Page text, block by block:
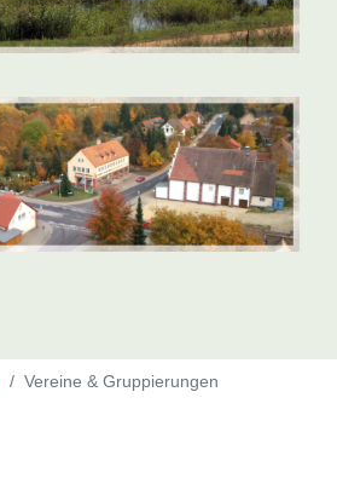
Vereine & Gruppierungen